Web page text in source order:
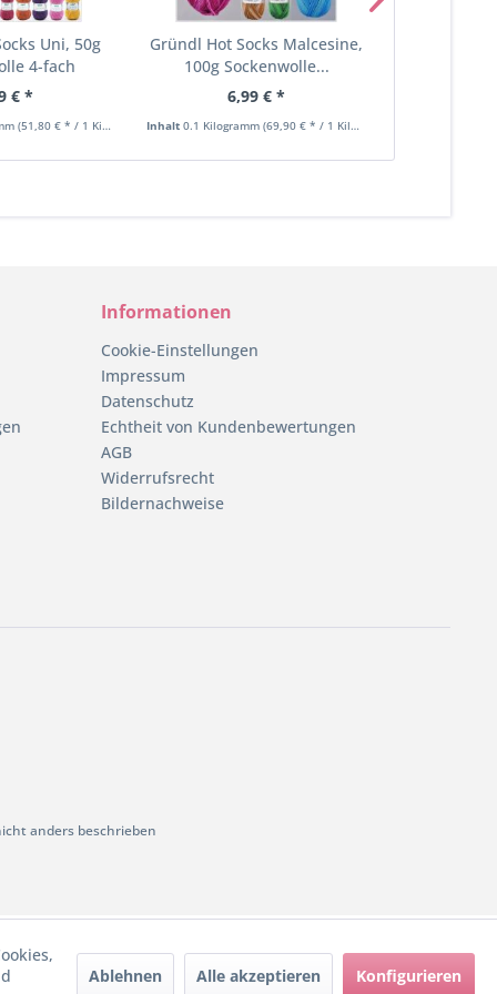
Uni, 50g
4-fach
€ *
(51,80 € * / 1 Kilogramm)
Gründl Hot Socks Malcesine,
100g Sockenwolle...
6,99 € *
Inhalt0.1 Kilogramm(69,90 € * / 1 Kilogramm)
Informationen
Cookie-Einstellungen
Impressum
Datenschutz
Echtheit von Kundenbewertungen
AGB
Widerrufsrecht
Bildernachweise
anders beschrieben
Ablehnen Alle akzeptieren Konfigurieren